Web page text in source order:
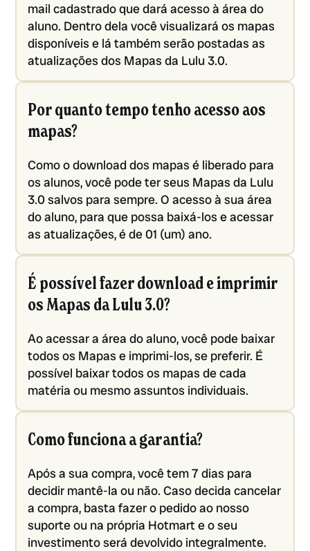
mail cadastrado que dará acesso à área do
aluno. Dentro dela você visualizará os mapas
disponíveis e lá também serão postadas as
atualizações dos Mapas da Lulu 3.0.
Por quanto tempo tenho acesso aos
mapas?
Como o download dos mapas é liberado para
os alunos, você pode ter seus Mapas da Lulu
3.0 salvos para sempre. O acesso à sua área
do aluno, para que possa baixá-los e acessar
as atualizações, é de 01 (um) ano.
É possível fazer download e imprimir
os Mapas da Lulu 3.0?
Ao acessar a área do aluno, você pode baixar
todos os Mapas e imprimi-los, se preferir. É
possível baixar todos os mapas de cada
matéria ou mesmo assuntos individuais.
Como funciona a garantia?
Após a sua compra, você tem 7 dias para
decidir mantê-la ou não. Caso decida cancelar
a compra, basta fazer o pedido ao nosso
suporte ou na própria Hotmart e o seu
investimento será devolvido integralmente.